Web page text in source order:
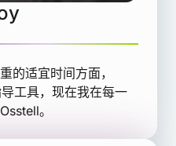
的适宜时间方面，
工具，现在我在每一
。